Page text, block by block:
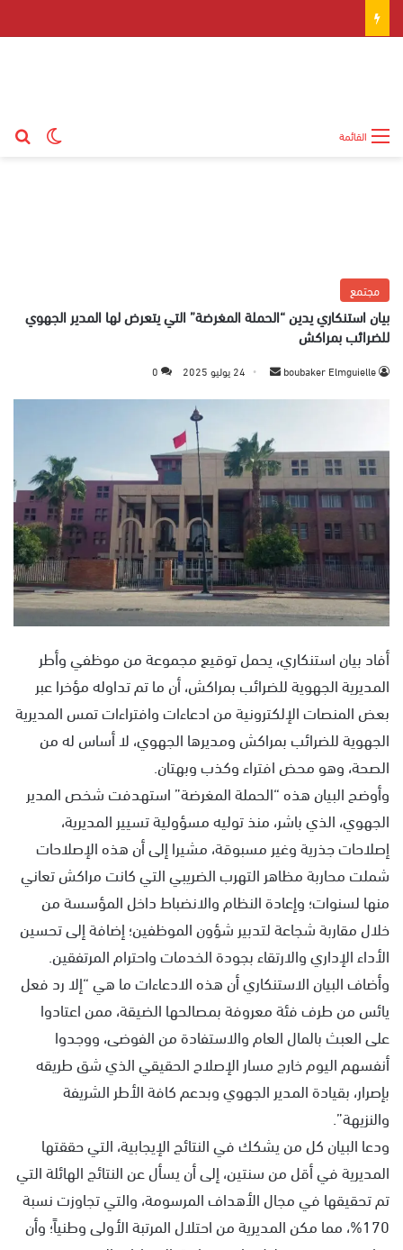
القائمة
مجتمع
بيان استنكاري يدين “الحملة المغرضة” التي يتعرض لها المدير الجهوي
للضرائب بمراكش
boubaker Elmguielle
ل
ب
ر
ي
ا
إ
ل
ك
ت
و
ن
ي
ا
24 يوليو 2025 0
أفاد بيان استنكاري، يحمل توقيع مجموعة من موظفي وأطر
المديرية الجهوية للضرائب بمراكش، أن ما تم تداوله مؤخرا عبر
بعض المنصات الإلكترونية من ادعاءات وافتراءات تمس المديرية
الجهوية للضرائب بمراكش ومديرها الجهوي، لا أساس له من
الصحة، وهو محض افتراء وكذب وبهتان.
وأوضح البيان هذه “الحملة المغرضة” استهدفت شخص المدير
الجهوي، الذي باشر، منذ توليه مسؤولية تسيير المديرية،
إصلاحات جذرية وغير مسبوقة، مشيرا إلى أن هذه الإصلاحات
شملت محاربة مظاهر التهرب الضريبي التي كانت مراكش تعاني
منها لسنوات؛ وإعادة النظام والانضباط داخل المؤسسة من
خلال مقاربة شجاعة لتدبير شؤون الموظفين؛ إضافة إلى تحسين
الأداء الإداري والارتقاء بجودة الخدمات واحترام المرتفقين.
وأضاف البيان الاستنكاري أن هذه الادعاءات ما هي “إلا رد فعل
يائس من طرف فئة معروفة بمصالحها الضيقة، ممن اعتادوا
على العبث بالمال العام والاستفادة من الفوضى، ووجدوا
أنفسهم اليوم خارج مسار الإصلاح الحقيقي الذي شق طريقه
بإصرار، بقيادة المدير الجهوي وبدعم كافة الأطر الشريفة
والنزيهة”.
ودعا البيان كل من يشكك في النتائج الإيجابية، التي حققتها
المديرية في أقل من سنتين، إلى أن يسأل عن النتائج الهائلة التي
تم تحقيقها في مجال الأهداف المرسومة، والتي تجاوزت نسبة
170%، مما مكن المديرية من احتلال المرتبة الأولى وطنياً؛ وأن